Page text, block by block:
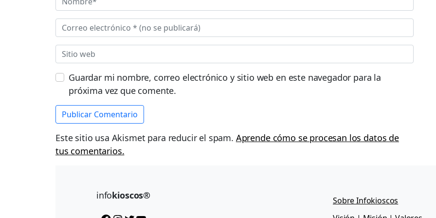
Guardar mi nombre, correo electrónico y sitio web en este navegador para la
próxima vez que comente.
Este sitio usa Akismet para reducir el spam. Aprende cómo se procesan los datos de
tus comentarios.
infokioscos®
Sobre Infokioscos